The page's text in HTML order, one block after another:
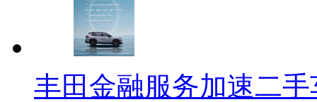
丰田金融服务加速二